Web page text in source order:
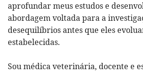
aprofundar meus estudos e
abordagem voltada para a
desequilíbrios antes que eles
estabelecidas.
Sou médica veterinária, docente e